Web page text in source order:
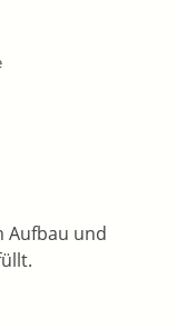
Aufbau und